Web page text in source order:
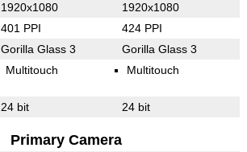
1920x1080 1920x1080
401 PPI 424 PPI
Gorilla Glass 3 Gorilla Glass 3
Multitouch Multitouch
24 bit 24 bit
Primary Camera